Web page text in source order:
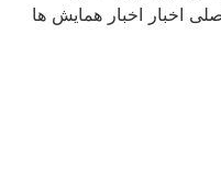
اخبار اخبار همایش ها